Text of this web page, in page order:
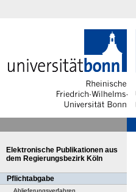
Elektronische Publikationen aus
dem Regierungsbezirk Köln
Pflichtabgabe
Ablieferungsverfahren